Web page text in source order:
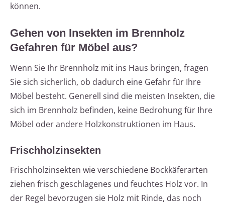
können.
Gehen von Insekten im Brennholz
Gefahren für Möbel aus?
Wenn Sie Ihr Brennholz mit ins Haus bringen, fragen
Sie sich sicherlich, ob dadurch eine Gefahr für Ihre
Möbel besteht. Generell sind die meisten Insekten, die
sich im Brennholz befinden, keine Bedrohung für Ihre
Möbel oder andere Holzkonstruktionen im Haus.
Frischholzinsekten
Frischholzinsekten wie verschiedene Bockkäferarten
ziehen frisch geschlagenes und feuchtes Holz vor. In
der Regel bevorzugen sie Holz mit Rinde, das noch